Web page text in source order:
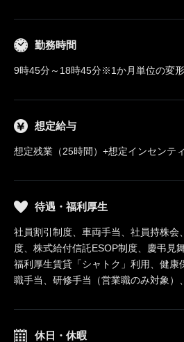
勤務時間
9時45分～18時45分※1か月単位の変
想定給与
想定残業（25時間）+想定インセンテ
待遇・福利厚生
社員割引制度、車両手当、社員持株会
度、株式給付信託ESOP制度、慶弔見
福利厚生賃貸「シャトク」利用、健康
職手当、研修手当（営業職のみ対象）
休日・休暇